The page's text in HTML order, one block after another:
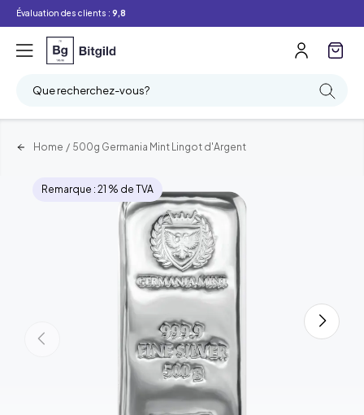
Évaluation des clients : 9,8
Que recherchez-vous?
Home / 500g Germania Mint Lingot d'Argent
Remarque : 21 % de TVA